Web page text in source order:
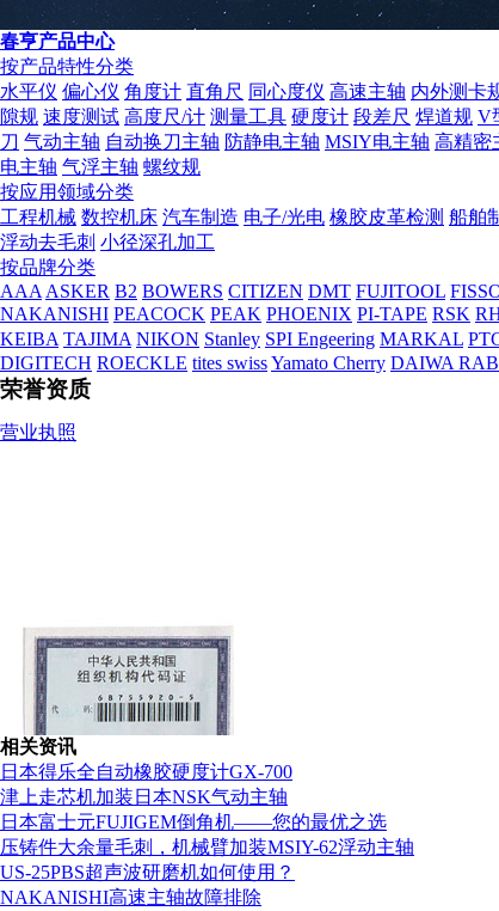
春亨产品中心
按产品特性分类
水平仪 偏心仪 角度计 直角尺 同心度仪 高速主轴 内外测卡
隙规 速度测试 高度尺/计 测量工具 硬度计 段差尺 焊道规 V
刀 气动主轴 自动换刀主轴 防静电主轴 MSIY电主轴 高精密
电主轴 气浮主轴 螺纹规
按应用领域分类
工程机械 数控机床 汽车制造 电子/光电 橡胶皮革检测 船舶
浮动去毛刺 小径深孔加工
按品牌分类
AAA ASKER B2 BOWERS CITIZEN DMT FUJITOOL
NAKANISHI PEACOCK PEAK PHOENIX PI-TAPE RSK
KEIBA TAJIMA NIKON Stanley SPI Engeering MARKAL
DIGITECH ROECKLE tites swissYamato Cherry DAIWA
荣誉资质
营业执照
相关资讯
日本得乐全自动橡胶硬度计GX-700
津上走芯机加装日本NSK气动主轴
日本富士元FUJIGEM倒角机——您的最优之选
压铸件大余量毛刺，机械臂加装MSIY-62浮动主轴
US-25PBS超声波研磨机如何使用？
NAKANISHI高速主轴故障排除